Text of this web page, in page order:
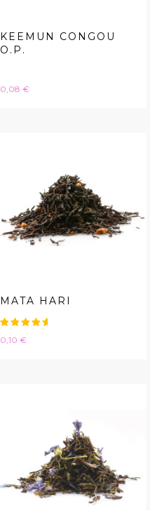
KEEMUN CONGOU
O.P.
Hinta
0,08 €
MATA HARI
Hinta
0,10 €